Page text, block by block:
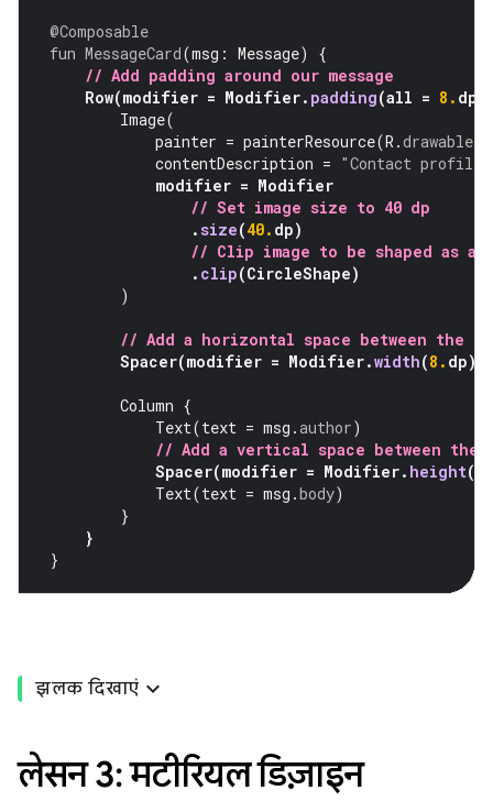
@Composable
fun MessageCard(msg : Message)
{
// Add padding around our message
Row(modifier = Modifier. padding(all = 8. dp
Image(
painter = painterResource(R .drawable
contentDescription = "Contact profile
modifier = Modifier
// Set image size to 40 dp
.size(40. dp)
// Clip image to be shaped as a
. clip(CircleShape)
)
// Add a horizontal space between the
Spacer(modifier = Modifier.width(8. dp))
Column {
Text(text = msg .author)
// Add a vertical space between the
Spacer(modifier = Modifier. height(
Text(text = msg .body)
}
}
}
झलक दिखाएं
लेसन 3: मटीरियल डिज़ाइन